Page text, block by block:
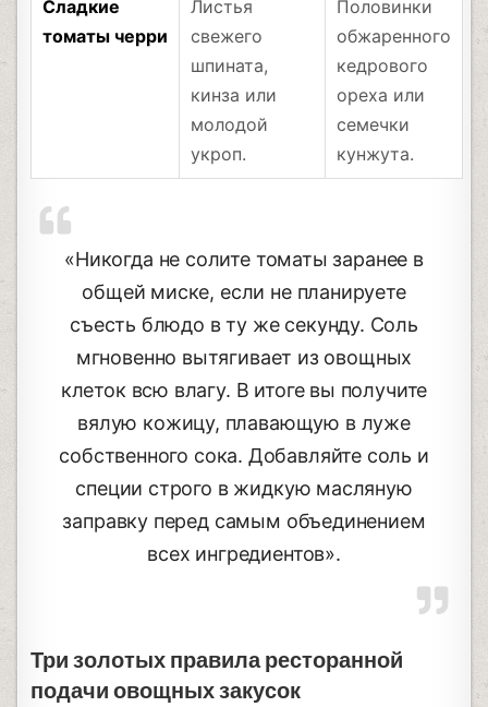
Сладкие
томаты черри
Листья
свежего
шпината,
кинза или
молодой
укроп.
Половинки
обжаренного
кедрового
ореха или
семечки
кунжута.
«Никогда не солите томаты заранее в
общей миске, если не планируете
съесть блюдо в ту же секунду. Соль
мгновенно вытягивает из овощных
клеток всю влагу. В итоге вы получите
вялую кожицу, плавающую в луже
собственного сока. Добавляйте соль и
специи строго в жидкую масляную
заправку перед самым объединением
всех ингредиентов».
Три золотых правила ресторанной
подачи овощных закусок